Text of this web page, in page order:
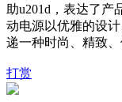
助u201d，表达了产
动电源以优雅的设
递一种时尚、精致、
打赏